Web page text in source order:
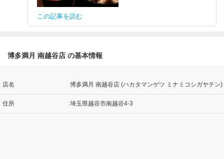
この記事を読む
博多満月 南越谷店 の基本情報
店名 博多満月 南越谷店 (ハカタマンゲツ ミナミコシガヤテン)
住所 埼玉県越谷市南越谷4-3